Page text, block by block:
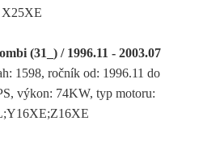
X25XE
(31_) / 1996.11 - 2003.07
1598, ročník od: 1996.11 do
výkon: 74KW, typ motoru: